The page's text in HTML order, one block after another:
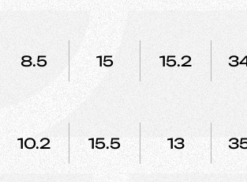
8.5 15 15.2
10.2 15.5 13